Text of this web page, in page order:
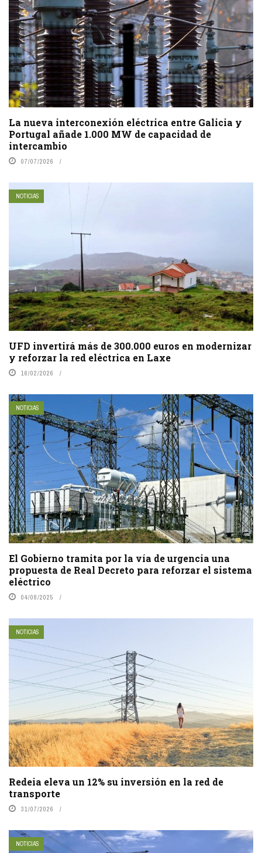
La nueva interconexión eléctrica entre Galicia y
Portugal añade 1.000 MW de capacidad de
intercambio
07/07/2026
NOTICIAS
UFD invertirá más de 300.000 euros en modernizar
y reforzar la red eléctrica en Laxe
16/02/2026
NOTICIAS
El Gobierno tramita por la vía de urgencia una
propuesta de Real Decreto para reforzar el sistema
eléctrico
04/08/2025
NOTICIAS
Redeia eleva un 12% su inversión en la red de
transporte
31/07/2026
NOTICIAS